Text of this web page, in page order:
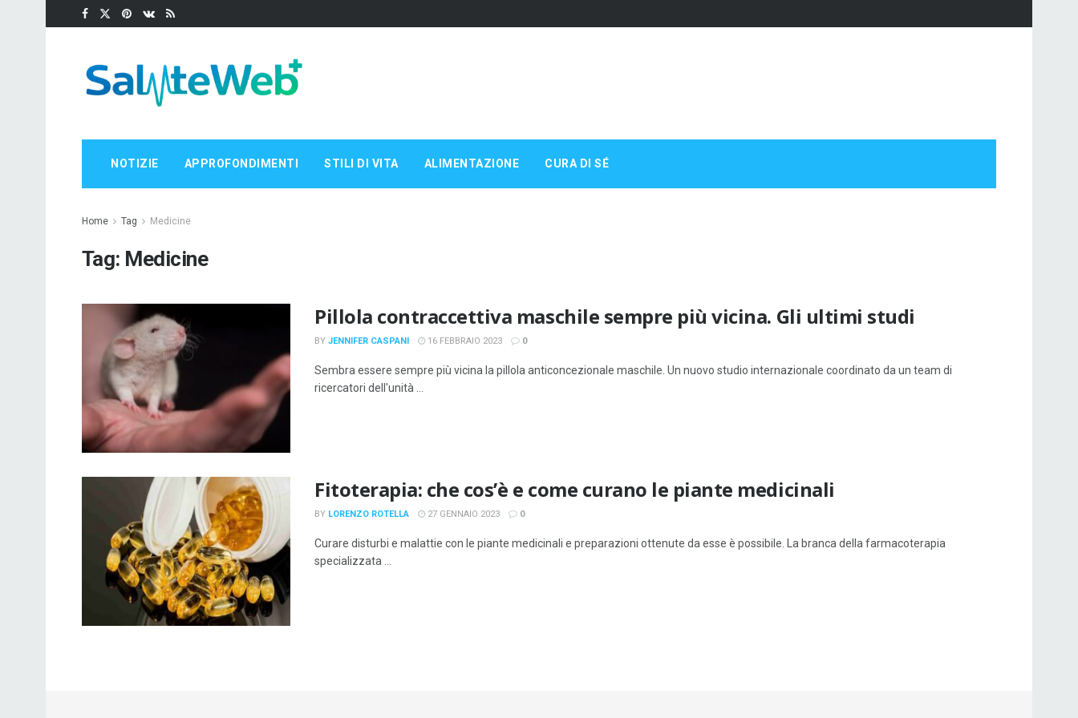
NOTIZIE APPROFONDIMENTI STILI DI VITA ALIMENTAZIONE CURA DI SÉ
Home Tag Medicine
Tag: Medicine
Pillola contraccettiva maschile sempre più vicina. Gli ultimi studi
BY JENNIFER CASPANI 16 FEBBRAIO 2023 0
Sembra essere sempre più vicina la pillola anticoncezionale maschile. Un nuovo studio internazionale coordinato da un team di
ricercatori dell'unità ...
Fitoterapia: che cos’è e come curano le piante medicinali
BY LORENZO ROTELLA 27 GENNAIO 2023 0
Curare disturbi e malattie con le piante medicinali e preparazioni ottenute da esse è possibile. La branca della farmacoterapia
specializzata ...